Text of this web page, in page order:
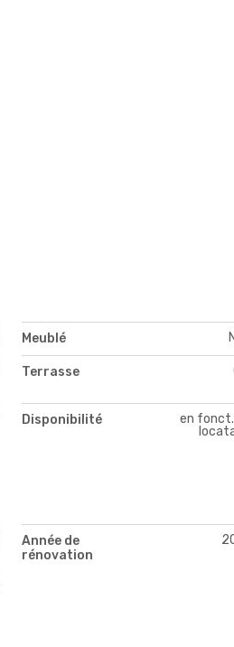
Meublé
Terrasse
Disponibilité
en
Année de
rénovation